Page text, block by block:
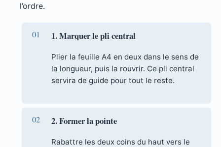
l’ordre.
1. Marquer le pli central
Plier la feuille A4 en deux dans le sens de
la longueur, puis la rouvrir. Ce pli central
servira de guide pour tout le reste.
2. Former la pointe
Rabattre les deux coins du haut vers le